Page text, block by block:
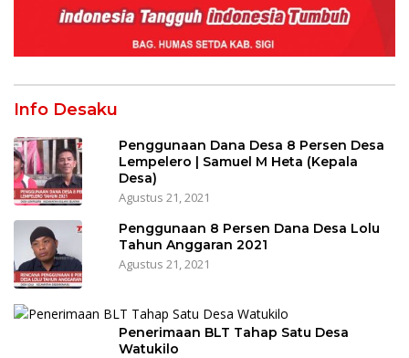
Info Desaku
Penggunaan Dana Desa 8 Persen Desa
Lempelero | Samuel M Heta (Kepala
Desa)
Agustus 21, 2021
Penggunaan 8 Persen Dana Desa Lolu
Tahun Anggaran 2021
Agustus 21, 2021
Penerimaan BLT Tahap Satu Desa
Watukilo